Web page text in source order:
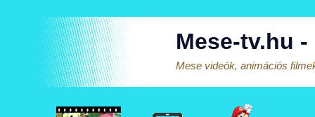
Mese-tv.hu
Mese videók, animációs